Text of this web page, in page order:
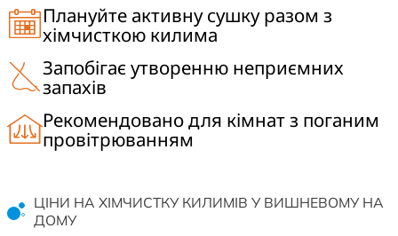
Плануйте активну сушку разом з
хімчисткою килима
Запобігає утворенню неприємних
запахів
Рекомендовано для кімнат з поганим
провітрюванням
ЦІНИ НА ХІМЧИСТКУ КИЛИМІВ У ВИШНЕВОМУ НА
ДОМУ